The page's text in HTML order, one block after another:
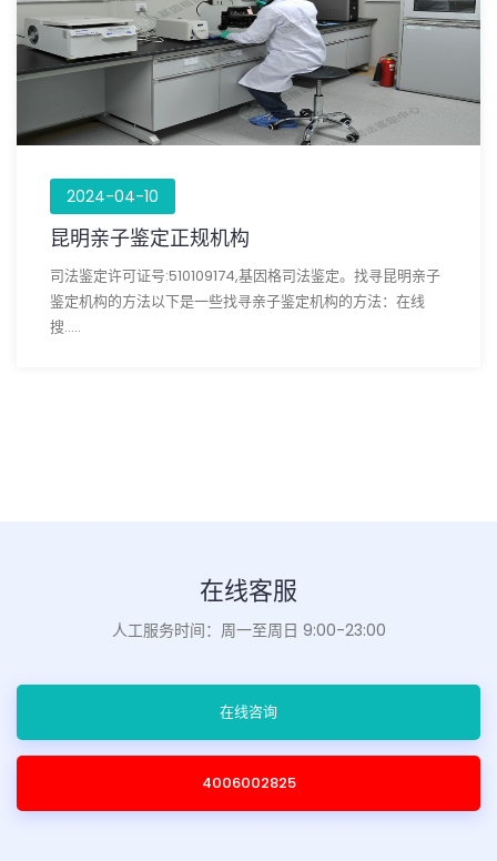
2024-04-10
昆明亲子鉴定正规机构
司法鉴定许可证号:510109174,基因格司法鉴定。找寻昆明亲子
鉴定机构的方法以下是一些找寻亲子鉴定机构的方法：在线
搜.....
在线客服
人工服务时间：周一至周日 9:00-23:00
在线咨询
4006002825